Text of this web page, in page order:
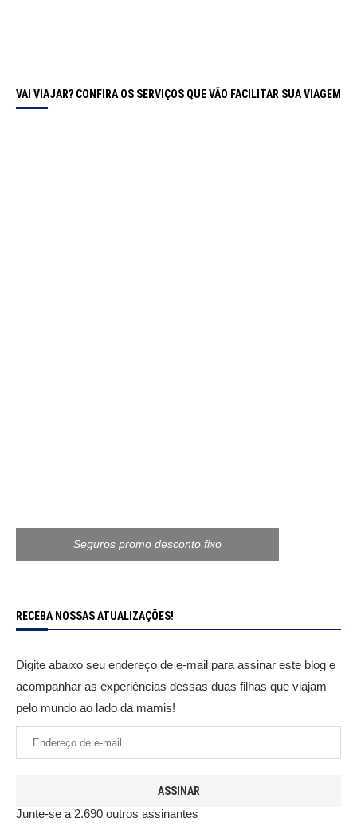
VAI VIAJAR? CONFIRA OS SERVIÇOS QUE VÃO FACILITAR SUA VIAGEM
Seguros promo desconto fixo
RECEBA NOSSAS ATUALIZAÇÕES!
Digite abaixo seu endereço de e-mail para assinar este blog e
acompanhar as experiências dessas duas filhas que viajam
pelo mundo ao lado da mamis!
ASSINAR
Junte-se a 2.690 outros assinantes